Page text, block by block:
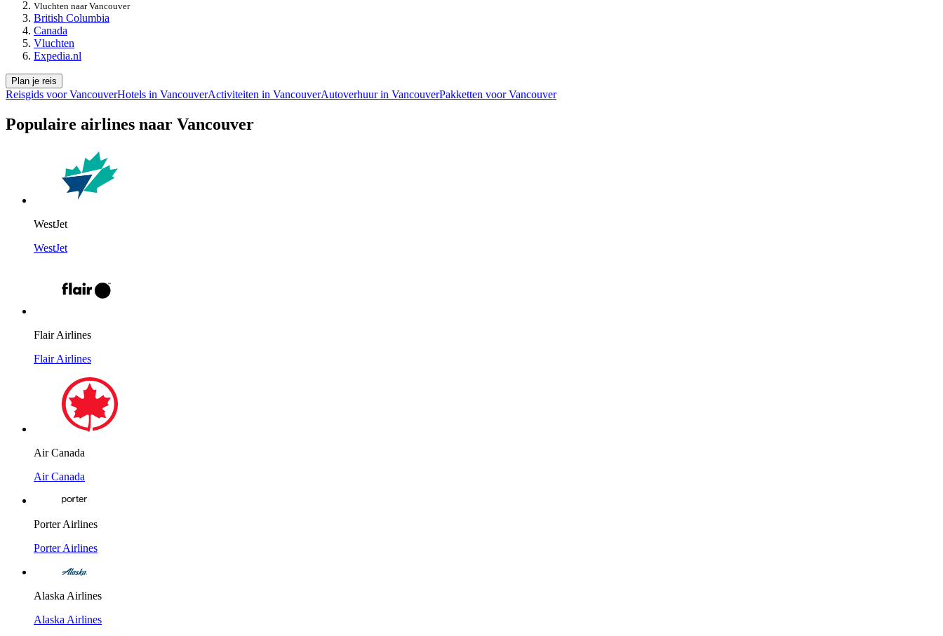
Vluchten naar Vancouver
British Columbia
Canada
Vluchten
Expedia.nl
Plan je reis
Reisgids voor VancouverHotels in VancouverActiviteiten in VancouverAutoverhuur in VancouverPakketten voor Vancouver
Populaire airlines naar Vancouver
WestJet
WestJet
Flair Airlines
Flair Airlines
Air Canada
Air Canada
Porter Airlines
Porter Airlines
Alaska Airlines
Alaska Airlines